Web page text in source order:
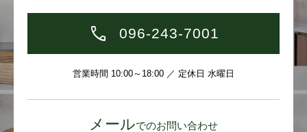
096-243-7001
営業時間 10:00～18:00 ／ 定休日 水曜日
メールでのお問い合わせ